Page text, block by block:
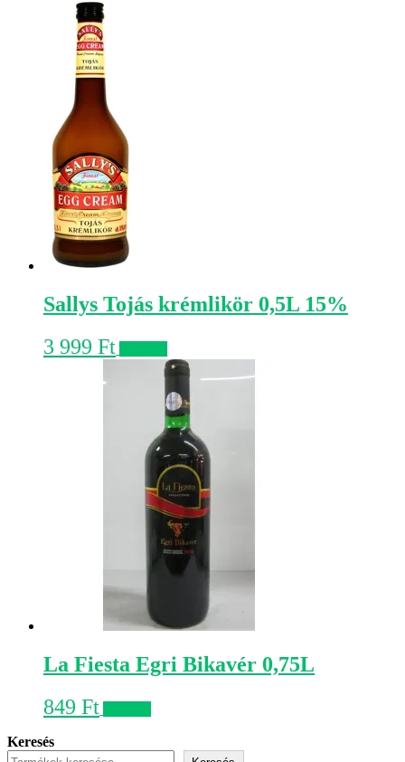
Sallys Tojás krémlikör 0,5L 15%
3 999 Ft
La Fiesta Egri Bikavér 0,75L
849 Ft
Keresés